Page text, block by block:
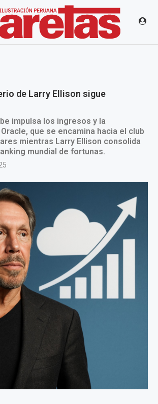
de Larry Ellison sigue
impulsa los ingresos y la
que se encamina hacia el club
mientras Larry Ellison consolida
mundial de fortunas.